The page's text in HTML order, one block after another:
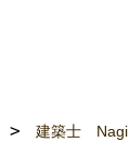
建築士 Nagi